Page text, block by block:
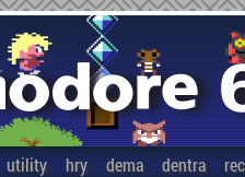
utility hry dema dentra